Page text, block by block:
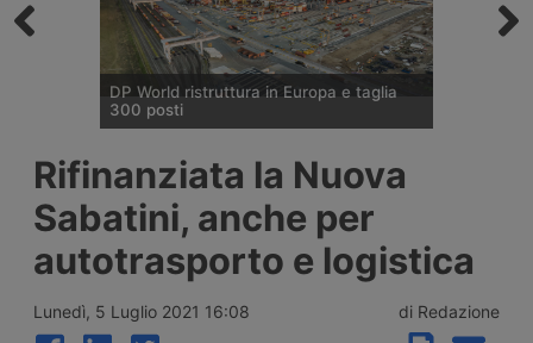
DP World ristruttura in Europa e taglia
300 posti
attività europee dopo l’uscita di tre dirigenti
senior, mentre Londra e Anversa registrano
volumi record e il gruppo prosegue gli
investimenti tra Svizzera, Golfo, Siria e
Regno Unito.
Rifinanziata la Nuova
Sabatini, anche per
autotrasporto e logistica
Lunedì, 5 Luglio 2021 16:08 di Redazione